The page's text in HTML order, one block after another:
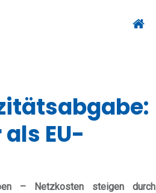
EU-
– Netzkosten steigen durch